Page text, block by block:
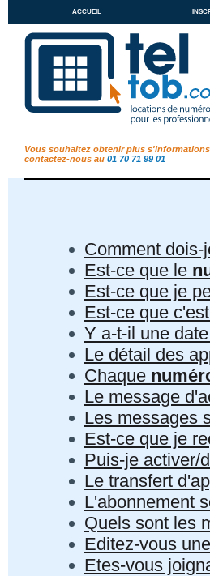
accueil
Vous souhaitez obtenir plus
contactez-nous au 01 70 71 99 01
Comment
Est-ce que le
Est-ce que je
Est-ce que
Y a-t-il une
Le détail des
Chaque
Le message
Les messages
Est-ce que je
Puis-je activer/
Le transfert
L'abonnement
Quels sont les
Editez-vous
Etes-vous